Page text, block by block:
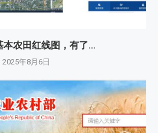
本农田红线图，有了...
2025年8月6日